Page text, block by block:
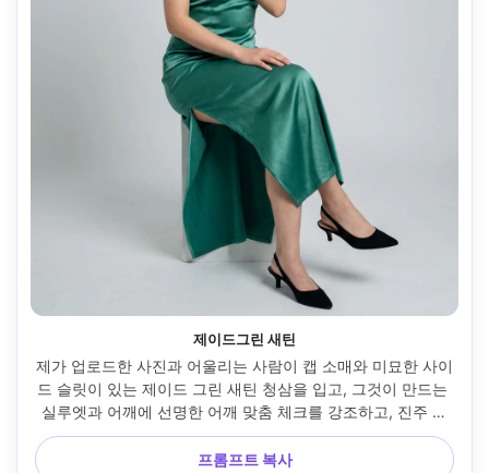
제이드그린 새틴
제가 업로드한 사진과 어울리는 사람이 캡 소매와 미묘한 사이
드 슬릿이 있는 제이드 그린 새틴 청삼을 입고, 그것이 만드는
실루엣과 어깨에 선명한 어깨 맞춤 체크를 강조하고, 진주 스
터드와 낮은 슬링백 힐을 매치하고, 미니멀리스트 스튜디오 배
경, 부드러운 충전이 있는 소프트박스 키 라이트, 50mm 렌즈,
프롬프트 복사